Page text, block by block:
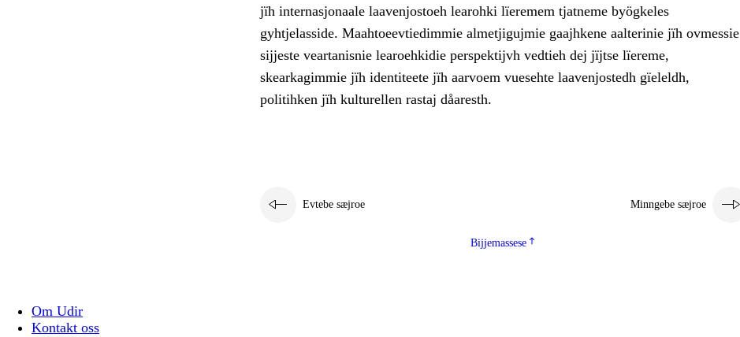
jïh internasjonaale laavenjostoeh learohki lïeremem tjatneme byögkeles
gyhtjelasside. Maahtoeevtiedimmie almetjigujmie gaajhkene aalterinie jïh ovmessie
sijjeste veartanisnie learoehkidie perspektijvh vedtieh dej jïjtse lïereme,
skearkagimmie jïh identiteete jïh aarvoem vuesehte laavenjostedh gïeleldh,
politihken jïh kulturellen rastaj dåaresth.
Evtebe sæjroe Minngebe sæjroe
Bijjemassese
Om Udir
Kontakt oss